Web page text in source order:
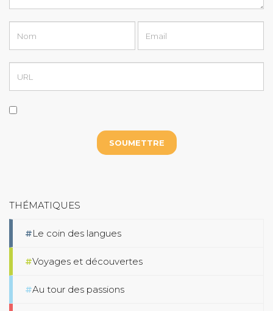
THÉMATIQUES
Le coin des langues
Voyages et découvertes
Au tour des passions
Lag ou syndrome du
décalage horaire
Action Séjours